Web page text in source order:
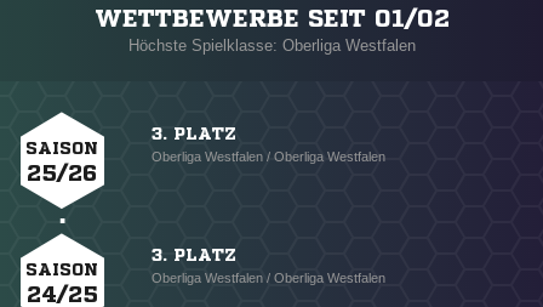
WETTBEWERBE SEIT 01/02
Höchste Spielklasse: Oberliga Westfalen
SAISON
25/26
3. PLATZ
Oberliga Westfalen / Oberliga Westfalen
SAISON
24/25
3. PLATZ
Oberliga Westfalen / Oberliga Westfalen